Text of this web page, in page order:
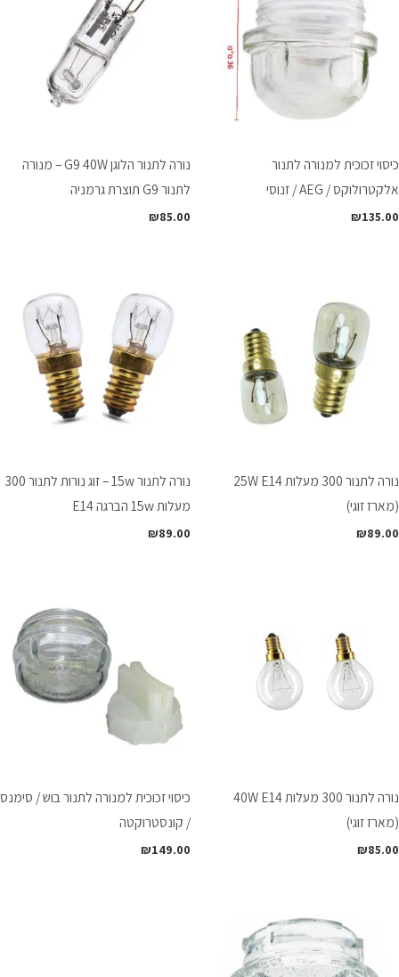
כיסוי זכוכית למנורה לתנור
אלקטרולוקס / AEG / זנוסי
₪135.00
נורה לתנור הלוגן G9 40W – מנורה
לתנור G9 תוצרת גרמניה
₪85.00
נורה לתנור 300 מעלות 25W E14
(מארז זוגי)
₪89.00
נורה לתנור 15w – זוג נורות לתנור 300
מעלות 15w הברגה E14
₪89.00
נורה לתנור 300 מעלות 40W E14
(מארז זוגי)
₪85.00
כיסוי זכוכית למנורה לתנור בוש / סימנס
/ קונסטרוקטה
₪149.00